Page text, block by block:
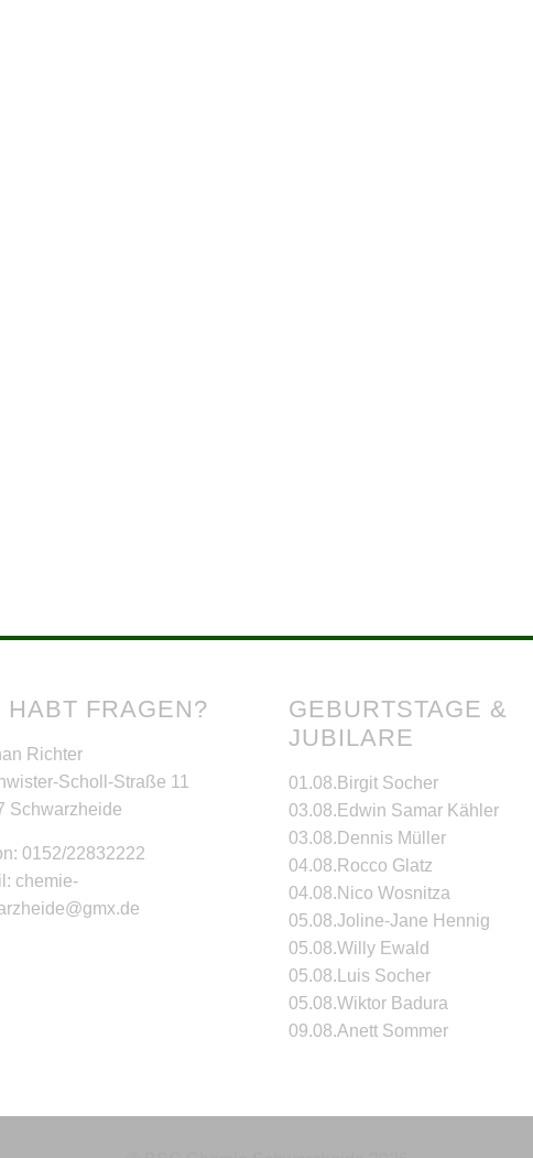
HABT FRAGEN?
Richter
Scholl-Straße 11
Schwarzheide
0152/22832222
chemie-
GEBURTSTAGE &
JUBILARE
01.08. Birgit Socher
03.08. Edwin Samar Kähler
03.08. Dennis Müller
04.08. Rocco Glatz
04.08.Nico Wosnitza
05.08.Joline-Jane Hennig
05.08.Willy Ewald
05.08. Luis Socher
05.08.Wiktor Badura
09.08.Anett Sommer